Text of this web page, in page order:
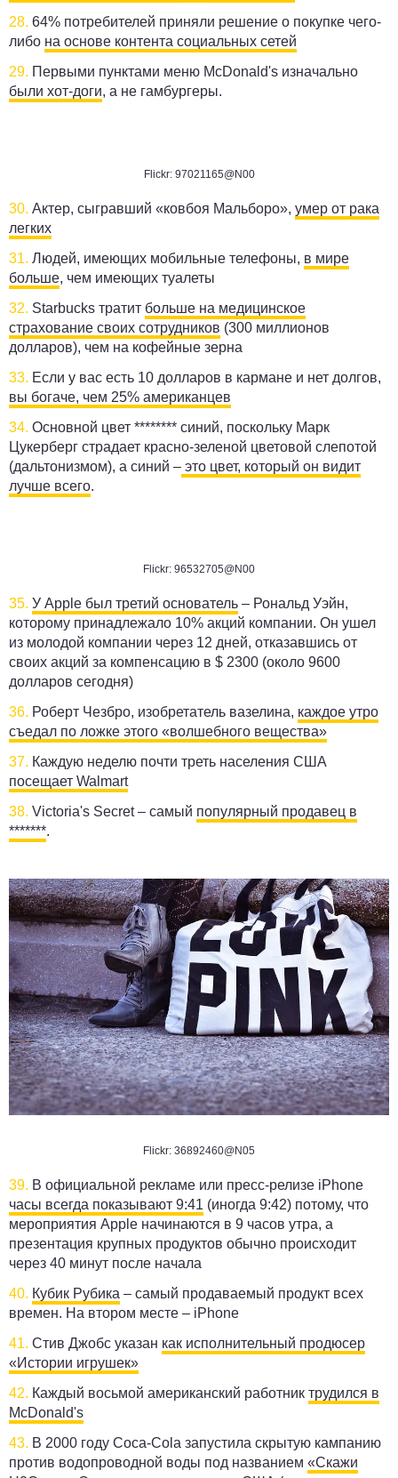
28. 64% потребителей приняли решение о покупке чего-
либо на основе контента социальных сетей
29. Первыми пунктами меню McDonald's изначально
были хот-доги, а не гамбургеры.
Flickr: 97021165@N00
30. Актер, сыгравший «ковбоя Мальборо», умер от рака
легких
31. Людей, имеющих мобильные телефоны, в мире
больше, чем имеющих туалеты
32. Starbucks тратит больше на медицинское
страхование своих сотрудников (300 миллионов
долларов), чем на кофейные зерна
33. Если у вас есть 10 долларов в кармане и нет долгов,
вы богаче, чем 25% американцев
34. Основной цвет ******** синий, поскольку Марк
Цукерберг страдает красно-зеленой цветовой слепотой
(дальтонизмом), а синий – это цвет, который он видит
лучше всего.
Flickr: 96532705@N00
35. У Apple был третий основатель – Рональд Уэйн,
которому принадлежало 10% акций компании. Он ушел
из молодой компании через 12 дней, отказавшись от
своих акций за компенсацию в $ 2300 (около 9600
долларов сегодня)
36. Роберт Чезбро, изобретатель вазелина, каждое утро
съедал по ложке этого «волшебного вещества»
37. Каждую неделю почти треть населения США
посещает Walmart
38. Victoria's Secret – самый популярный продавец в
*******.
Flickr: 36892460@N05
39. В официальной рекламе или пресс-релизе iPhone
часы всегда показывают 9:41 (иногда 9:42) потому, что
мероприятия Apple начинаются в 9 часов утра, а
презентация крупных продуктов обычно происходит
через 40 минут после начала
40. Кубик Рубика – самый продаваемый продукт всех
времен. На втором месте – iPhone
41. Стив Джобс указан как исполнительный продюсер
«Истории игрушек»
42. Каждый восьмой американский работник трудился в
McDonald's
43. В 2000 году Coca-Cola запустила скрытую кампанию
против водопроводной воды под названием «Скажи